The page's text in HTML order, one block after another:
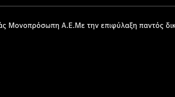
Μονοπρόσωπη Α.Ε.Με την επιφύλαξη παντός